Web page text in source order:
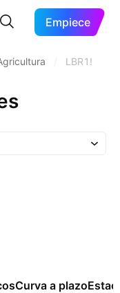
Empiece
LBR1!
Curva a plazo